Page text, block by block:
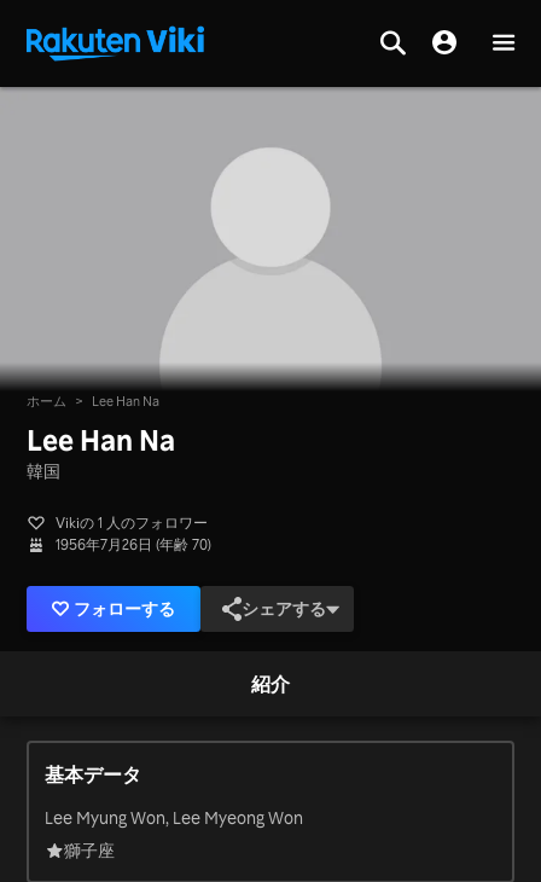
ホーム > Lee Han Na
Lee Han Na
韓国
Vikiの 1 人のフォロワー
1956年7月26日 (年齢 70)
フォローする シェアする
紹介
基本データ
Lee Myung Won, Lee Myeong Won
獅子座